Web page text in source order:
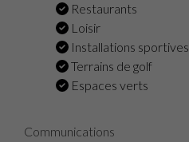
Restaurants
Loisir
Installations sportives
Terrains de golf
Espaces verts
Communications